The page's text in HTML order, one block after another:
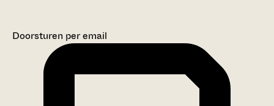
Doorsturen per email